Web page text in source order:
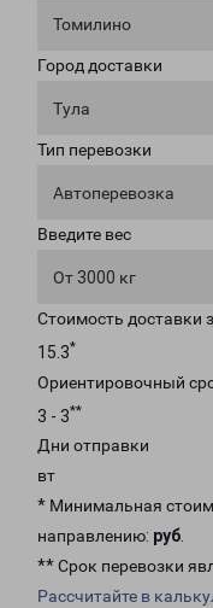
Томилино
Город доставки
Тула
Тип перевозки
Автоперевозка
Введите вес
От 3000 кг
Стоимость доставки
15.3*
Ориентировочный
3 - 3**
Дни отправки
вт
* Минимальная
направлению: руб.
** Срок перевозки
Рассчитайте в